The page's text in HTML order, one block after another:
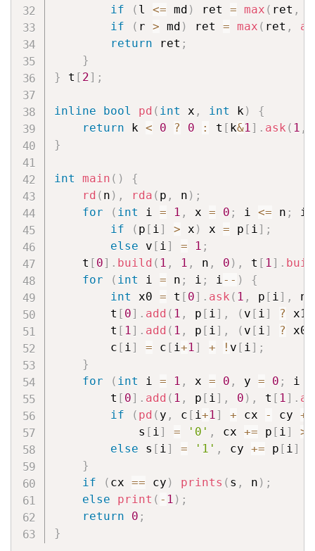
if
( l <= md ) ret = max ( ret ,
if
( r > md ) ret = max ( ret ,
return ret ;
}
} t [ 2] ;
inline bool pd ( int x , int k )
{
return k < 0 ? 0 : t [ k&1 ] . ask ( 1 ,
}
int main ( )
{
rd ( n ) , rda ( p , n ) ;
for
( int i = 1 , x = 0 ; i <= n ; i
if
( p [ i ] > x ) x = p [ i ] ;
else v [ i ] = 1 ;
    t
[ 0] . build ( 1 , 1 , n , 0 ) , t [ 1 ] .
for
( int i = n ; i ; i -- )
{
int x0 = t [ 0] . ask ( 1 , p [ i ] , n
        t
[ 0] . add ( 1 , p [ i ] , ( v [ i ] ? x1
        t
[ 1 ] . add ( 1 , p [ i ] , ( v [ i ] ? x0
        c
[ i ] = c [ i +1 ] + ! v [ i ] ;
}
for
( int i = 1 , x = 0 , y = 0 ; i
        t
[ 0] . add ( 1 , p [ i ] , 0 ) , t [ 1 ] .
if
( pd ( y , c [ i +1 ] + cx - cy +
            s
[ i ] = '0' , cx += p [ i ] >
else s [ i ] = '1' , cy += p [ i ]
}
if
( cx == cy ) prints ( s , n ) ;
else
print ( - 1 ) ;
return
0 ;
}